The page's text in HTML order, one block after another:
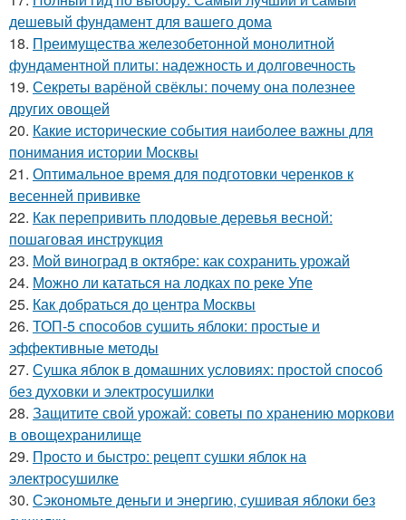
дешевый фундамент для вашего дома
18. Преимущества железобетонной монолитной
фундаментной плиты: надежность и долговечность
19. Секреты варёной свёклы: почему она полезнее
других овощей
20. Какие исторические события наиболее важны для
понимания истории Москвы
21. Оптимальное время для подготовки черенков к
весенней прививке
22. Как перепривить плодовые деревья весной:
пошаговая инструкция
23. Мой виноград в октябре: как сохранить урожай
24. Можно ли кататься на лодках по реке Упе
25. Как добраться до центра Москвы
26. ТОП-5 способов сушить яблоки: простые и
эффективные методы
27. Сушка яблок в домашних условиях: простой способ
без духовки и электросушилки
28. Защитите свой урожай: советы по хранению моркови
в овощехранилище
29. Просто и быстро: рецепт сушки яблок на
электросушилке
30. Сэкономьте деньги и энергию, сушивая яблоки без